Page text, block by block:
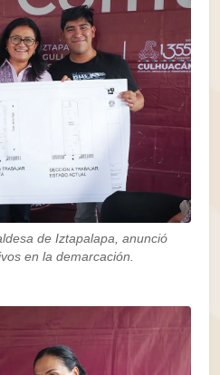
de Iztapalapa, anunció
en la demarcación.